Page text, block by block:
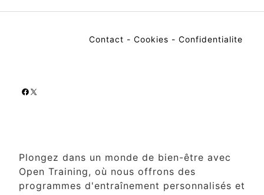
Contact - Cookies - Confidentialite
Facebook
X
Plongez dans un monde de bien-être avec
Open Training, où nous offrons des
programmes d'entraînement personnalisés et